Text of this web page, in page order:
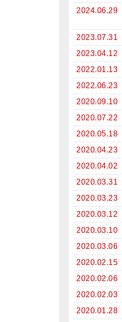
2024.06.29
2023.07.31
2023.04.12
2022.01.13
2022.06.23
2020.09.10
2020.07.22
2020.05.18
2020.04.23
2020.04.02
2020.03.31
2020.03.23
2020.03.12
2020.03.10
2020.03.06
2020.02.15
2020.02.06
2020.02.03
2020.01.28